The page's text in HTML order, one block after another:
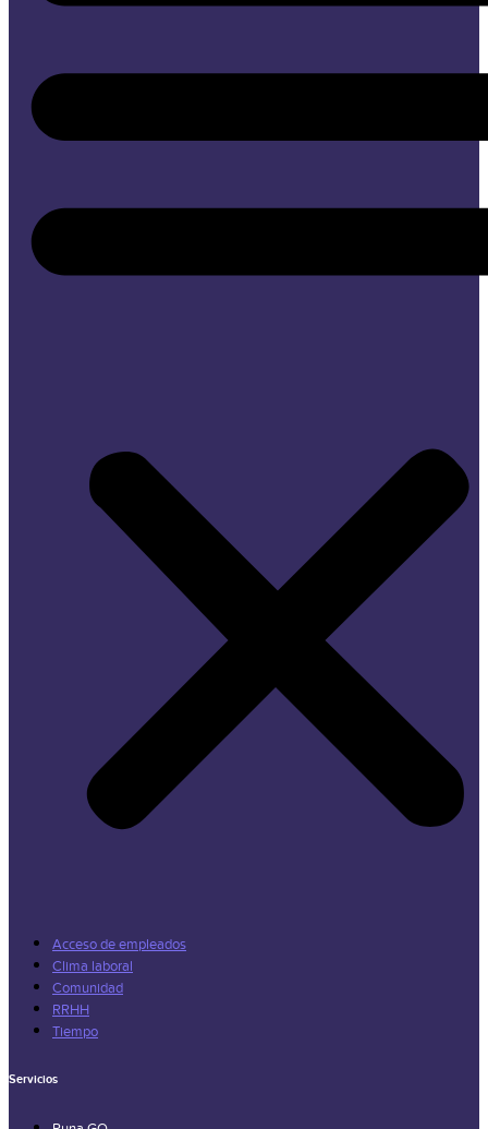
Acceso de empleados
Clima laboral
Comunidad
RRHH
Tiempo
Servicios